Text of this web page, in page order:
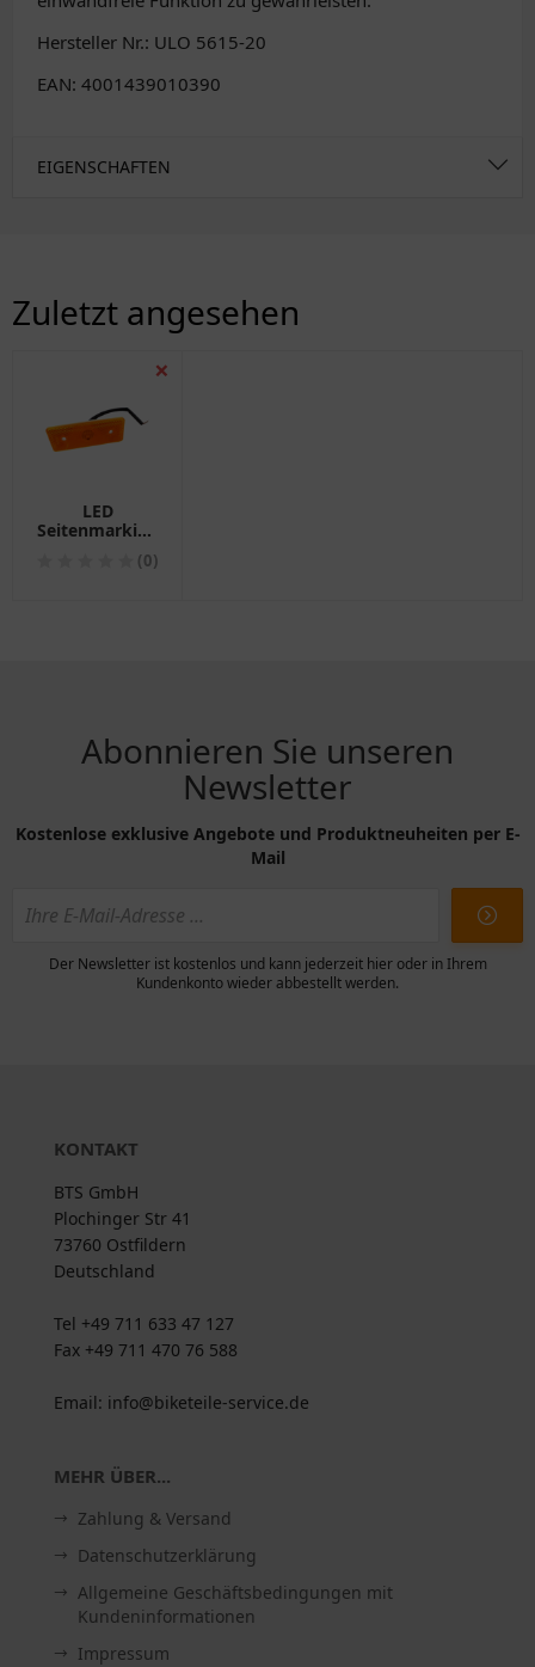
Hersteller Nr.: ULO 5615-20
EAN: 4001439010390
EIGENSCHAFTEN
Zuletzt angesehen
❌
LED
Seitenmarkierungsleuchte,
Motorräder(0)
Abonnieren Sie unseren
Newsletter
Kostenlose exklusive Angebote und Produktneuheiten per E-
Mail
Der Newsletter ist kostenlos und kann jederzeit hier oder in Ihrem
Kundenkonto wieder abbestellt werden.
KONTAKT
BTS GmbH
Plochinger Str 41
73760 Ostfildern
Deutschland
Tel +49 711 633 47 127
Fax +49 711 470 76 588
Email: info@biketeile-service.de
MEHR ÜBER...
Zahlung & Versand
Datenschutzerklärung
Allgemeine Geschäftsbedingungen mit
Kundeninformationen
Impressum